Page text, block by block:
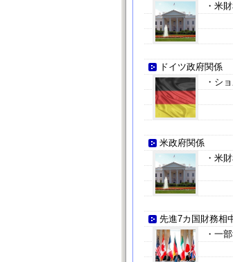
・米
ドイツ政府関係
・シ
米政府関係
・米
先進7カ国財務相
・一